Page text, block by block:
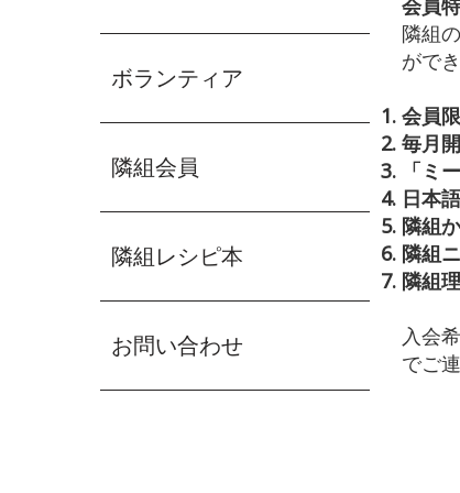
ボランティア
隣組会員
隣組レシピ本
お問い合わせ
会員
隣組
がで
会員
毎月
「ミ
日本
隣組
隣組
隣組
入会
でご